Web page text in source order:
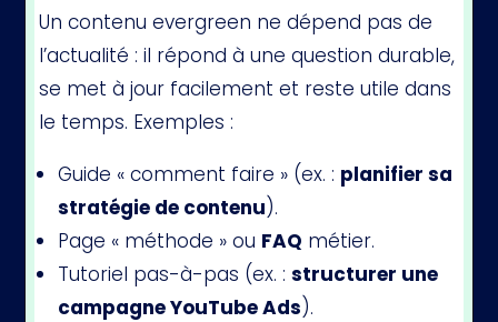
Un contenu evergreen ne dépend pas de
l’actualité : il répond à une question durable,
se met à jour facilement et reste utile dans
le temps. Exemples :
Guide « comment faire » (ex. : planifier sa
stratégie de contenu).
Page « méthode » ou FAQ métier.
Tutoriel pas-à-pas (ex. :structurer une
campagne YouTube Ads).